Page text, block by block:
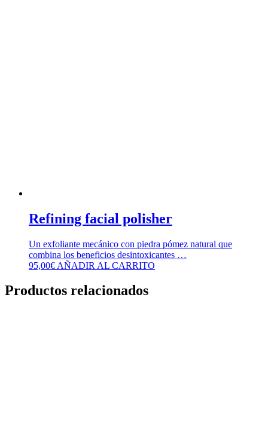
Refining facial polisher
Un exfoliante mecánico con piedra pómez natural que
combina los beneficios desintoxicantes …
95,00€ AÑADIR AL CARRITO
Productos relacionados